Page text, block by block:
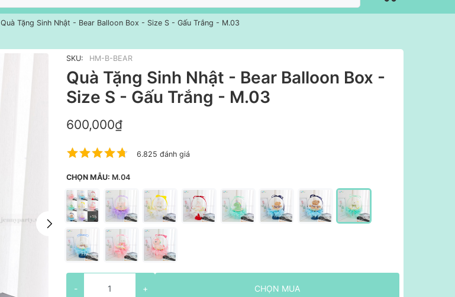
Quà Tặng Sinh Nhật - Bear Balloon Box - Size S - Gấu Trắng - M.03
SKU: HM-B-BEAR
Quà Tặng Sinh Nhật - Bear Balloon Box -
Size S - Gấu Trắng - M.03
600,000₫
6.825 đánh giá
CHỌN MẪU: M.04
- + CHỌN MUA